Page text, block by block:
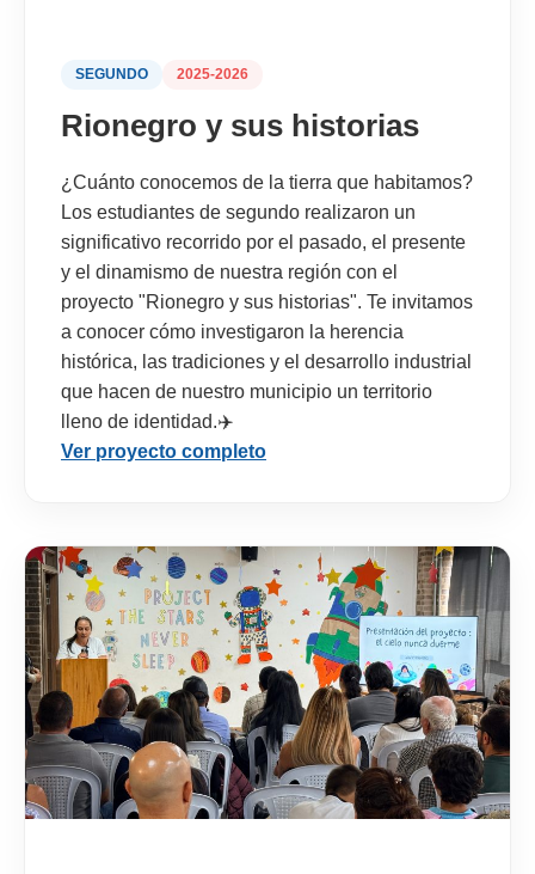
SEGUNDO 2025-2026
Rionegro y sus historias
¿Cuánto conocemos de la tierra que habitamos?
Los estudiantes de segundo realizaron un
significativo recorrido por el pasado, el presente
y el dinamismo de nuestra región con el
proyecto "Rionegro y sus historias". Te invitamos
a conocer cómo investigaron la herencia
histórica, las tradiciones y el desarrollo industrial
que hacen de nuestro municipio un territorio
lleno de identidad.✈️
Ver proyecto completo